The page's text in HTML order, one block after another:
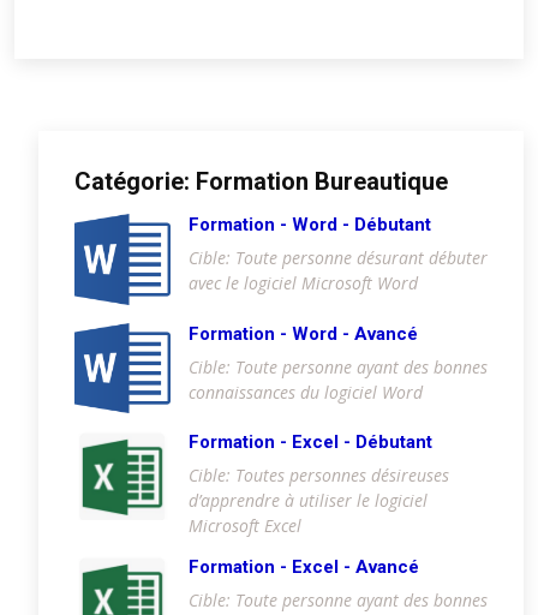
Catégorie: Formation Bureautique
Formation - Word - Débutant
Cible: Toute personne désurant débuter
avec le logiciel Microsoft Word
Formation - Word - Avancé
Cible: Toute personne ayant des bonnes
connaissances du logiciel Word
Formation - Excel - Débutant
Cible: Toutes personnes désireuses
d’apprendre à utiliser le logiciel
Microsoft Excel
Formation - Excel - Avancé
Cible: Toute personne ayant des bonnes